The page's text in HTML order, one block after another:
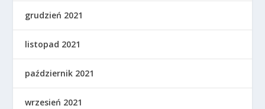
grudzień 2021
listopad 2021
październik 2021
wrzesień 2021